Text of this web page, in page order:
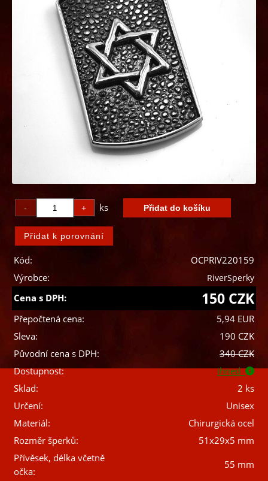
ks
Kód:
OCPRIV220159
Výrobce:
RiverSperky
Cena s DPH: 150 CZK
Přepočtená cena:
5,94 EUR
Sleva:
190 CZK
Původní cena s DPH:
340 CZK
Dostupnost:
ihned
Sklad:
2 ks
Určení:
Unisex
Materiál:
Chirurgická ocel
Rozměr šperků:
51x29x5 mm
Přívěsek, délka včetně
očka:
55 mm